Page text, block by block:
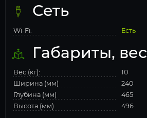
Сеть
Wi-Fi: Есть
Габариты, вес
Вес (кг):
10
Ширина (мм)
240
Глубина (мм)
465
Высота (мм)
496